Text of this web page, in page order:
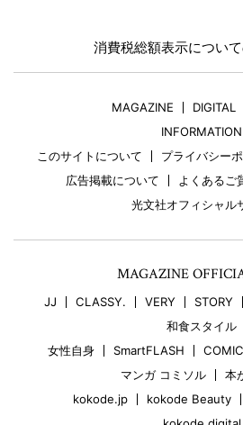
消費税総額表示につい
MAGAZINE DIGITAL
INFORMATION
このサイトについて
プライバシー
広告掲載について
よくあるご
光文社オフィシャル
MAGAZINE
JJ CLASSY. VERY STORY
和食スタイル
女性自身
SmartFLASH
マンガ コミソル
本
kokode.jp
kokode Beauty